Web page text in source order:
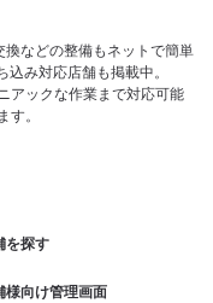
などの整備もネットで簡単
み対応店舗も掲載中。
アックな作業まで対応可能
。
を探す
様向け管理画面